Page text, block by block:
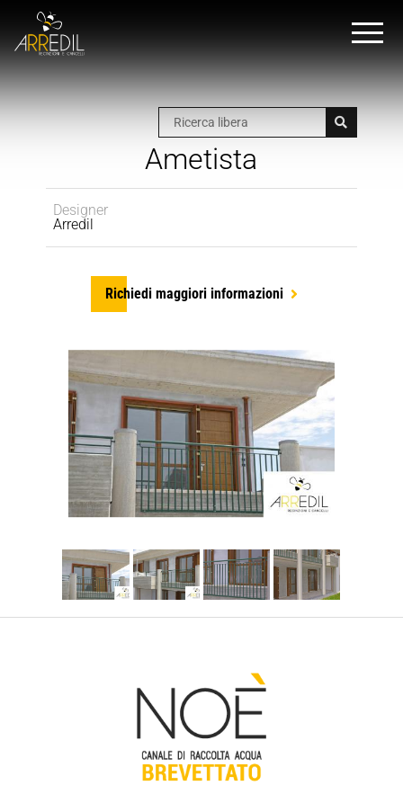
Ametista
Designer
Arredil
Richiedi maggiori informazioni